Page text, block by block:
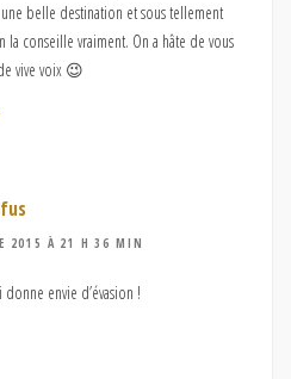
belle destination et sous tellement
la conseille vraiment. On a hâte de vous
vive voix 😉
2015 À 21 H 36 MIN
envie d’évasion !